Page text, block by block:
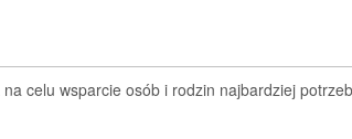
celu wsparcie osób i rodzin najbardziej